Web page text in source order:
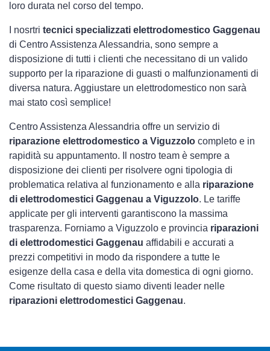
loro durata nel corso del tempo.
I nosrtri tecnici specializzati elettrodomestico Gaggenau
di Centro Assistenza Alessandria, sono sempre a
disposizione di tutti i clienti che necessitano di un valido
supporto per la riparazione di guasti o malfunzionamenti di
diversa natura. Aggiustare un elettrodomestico non sarà
mai stato così semplice!
Centro Assistenza Alessandria offre un servizio di
riparazione elettrodomestico a Viguzzolo completo e in
rapidità su appuntamento. Il nostro team è sempre a
disposizione dei clienti per risolvere ogni tipologia di
problematica relativa al funzionamento e alla riparazione
di elettrodomestici Gaggenau a Viguzzolo. Le tariffe
applicate per gli interventi garantiscono la massima
trasparenza. Forniamo a Viguzzolo e provincia riparazioni
di elettrodomestici Gaggenau affidabili e accurati a
prezzi competitivi in modo da rispondere a tutte le
esigenze della casa e della vita domestica di ogni giorno.
Come risultato di questo siamo diventi leader nelle
riparazioni elettrodomestici Gaggenau.